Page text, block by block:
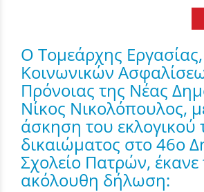
Ο Τομεάρχης Εργασίας,
Κοινωνικών
Πρόνοιας της Νέας
Νίκος Νικολόπουλος,
άσκηση του εκλογικού
δικαιώματος στο 46ο
Σχολείο Πατρών, έκανε
ακόλουθη δήλωση: